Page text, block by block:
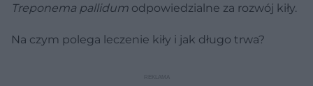
Treponema pallidum odpowiedzialne za rozwój kiły.
Na czym polega leczenie kiły i jak długo trwa?